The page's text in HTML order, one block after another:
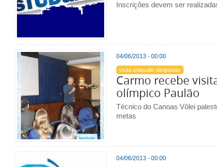
Inscrições devem ser
04/06/2013 - 00:00
visita unilasalle olimpíadas
Carmo recebe
olímpico Paulão
Técnico do Canoas Vôlei
metas
04/06/2013 - 00:00